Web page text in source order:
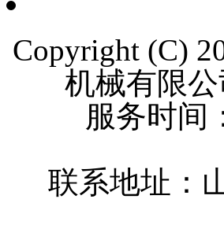
Copyright (C)
机械有限
服务时间
联系地址：